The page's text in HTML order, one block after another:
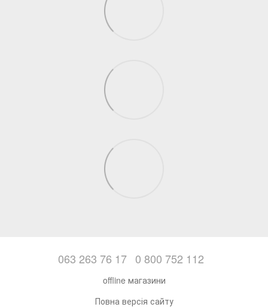
063 263 76 17 0 800 752 112
offline магазини
Повна версія сайту